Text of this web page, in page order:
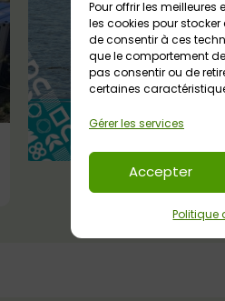
Pour offrir les
les cookies pour
de consentir à ces
que le comportement
pas consentir ou de
certaines
Gérer les services
Accepter
Politique